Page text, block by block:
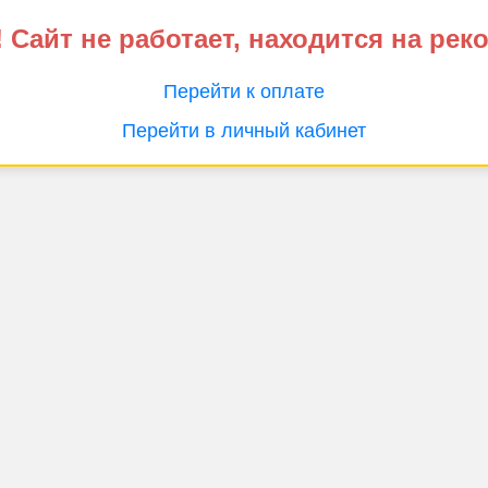
не работает, находится на
Перейти к оплате
Перейти в личный кабинет